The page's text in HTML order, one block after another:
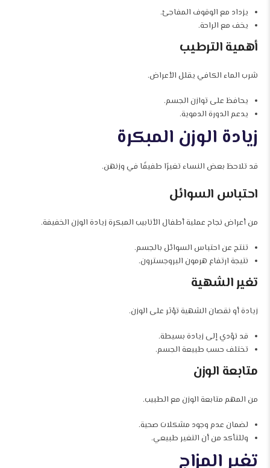
يزداد مع الوقوف المفاجئ.
يخف مع الراحة.
أهمية الترطيب
شرب الماء الكافي يقلل الأعراض.
يحافظ على توازن الجسم.
يدعم الدورة الدموية.
زيادة الوزن المبكرة
قد تلاحظ بعض النساء تغيرًا طفيفًا في وزنهن.
احتباس السوائل
من أعراض نجاح عملية أطفال الأنابيب المبكرة زيادة الوزن الخفيفة.
تنتج عن احتباس السوائل بالجسم.
نتيجة ارتفاع هرمون البروجسترون.
تغير الشهية
زيادة أو نقصان الشهية تؤثر على الوزن.
قد تؤدي إلى زيادة بسيطة.
تختلف حسب طبيعة الجسم.
متابعة الوزن
من المهم متابعة الوزن مع الطبيب.
لضمان عدم وجود مشكلات صحية.
وللتأكد من أن التغير طبيعي.
تغير المزاج